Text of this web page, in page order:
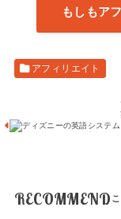
もしもア
アフィリエイト
RECOMMEND